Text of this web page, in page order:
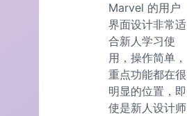
Marvel 的用户
界面设计非常适
合新人学习使
用，操作简单，
重点功能都在很
明显的位置，即
使是新人设计师